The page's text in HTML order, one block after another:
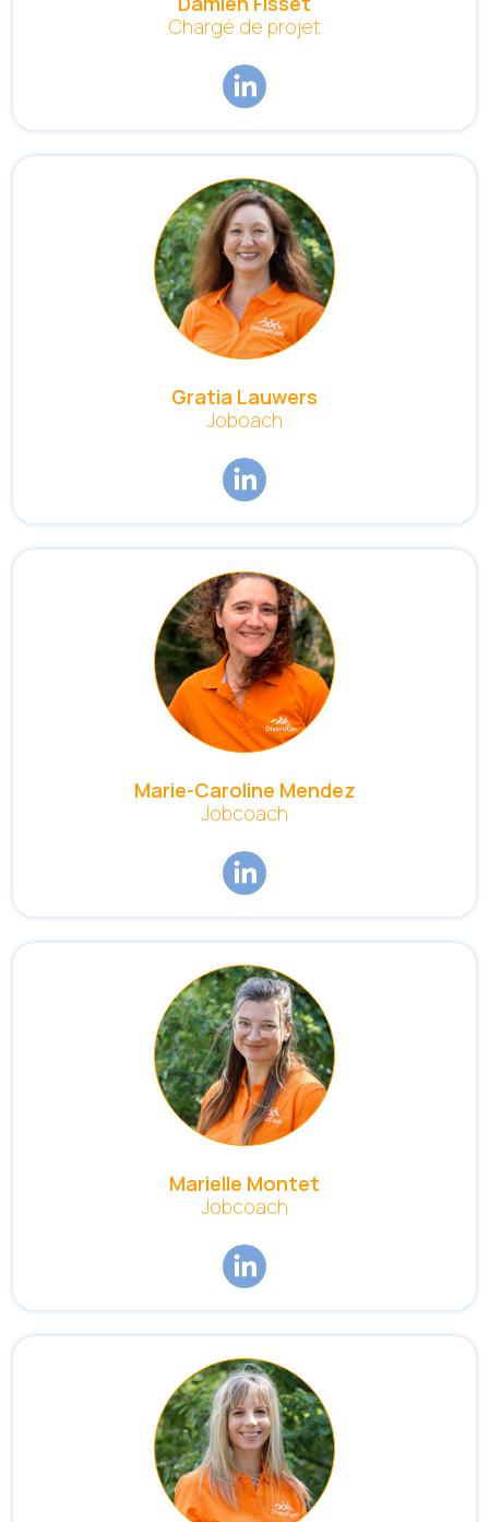
Chargé de projet
Gratia Lauwers
Joboach
Marie-Caroline Mendez
Jobcoach
Marielle Montet
Jobcoach